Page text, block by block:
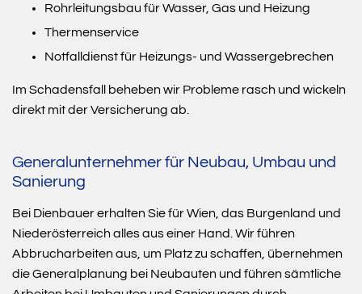
Rohrleitungsbau für Wasser, Gas und Heizung
Thermenservice
Notfalldienst für Heizungs- und Wassergebrechen
Im Schadensfall beheben wir Probleme rasch und wickeln
direkt mit der Versicherung ab.
Generalunternehmer für Neubau, Umbau und
Sanierung
Bei Dienbauer erhalten Sie für Wien, das Burgenland und
Niederösterreich alles aus einer Hand. Wir führen
Abbrucharbeiten aus, um Platz zu schaffen, übernehmen
die Generalplanung bei Neubauten und führen sämtliche